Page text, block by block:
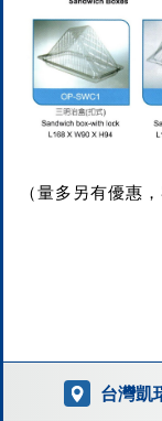
（量多另有優惠
台灣凱